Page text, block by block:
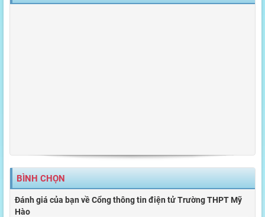
BÌNH CHỌN
Đánh giá của bạn về Cổng thông tin điện tử Trường THPT Mỹ
Hào